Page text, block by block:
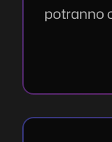
potranno